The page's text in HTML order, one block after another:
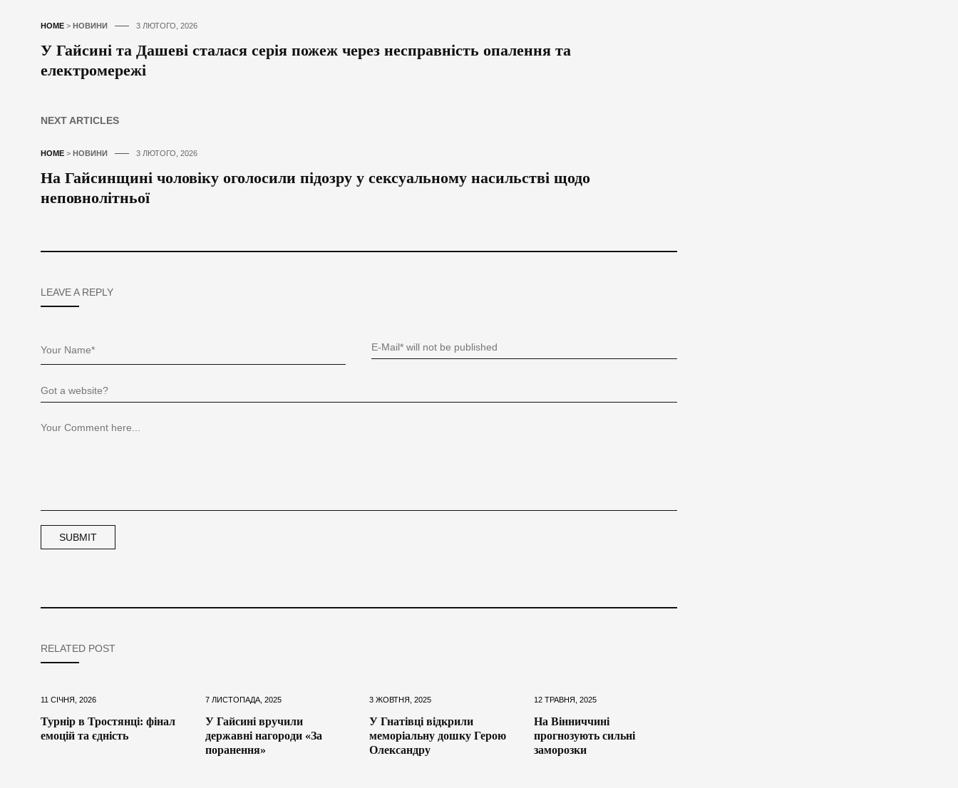
HOME > НОВИНИ 3 ЛЮТОГО, 2026
У Гайсині та Дашеві сталася серія пожеж через несправність опалення та
електромережі
NEXT ARTICLES
HOME > НОВИНИ 3 ЛЮТОГО, 2026
На Гайсинщині чоловіку оголосили підозру у сексуальному насильстві щодо
неповнолітньої
LEAVE A REPLY
RELATED POST
11 СІЧНЯ, 2026
Турнір в Тростянці: фінал
емоцій та єдність
7 ЛИСТОПАДА, 2025
У Гайсині вручили
державні нагороди «За
поранення»
3 ЖОВТНЯ, 2025
У Гнатівці відкрили
меморіальну дошку Герою
Олександру
12 ТРАВНЯ, 2025
На Вінниччині
прогнозують сильні
заморозки